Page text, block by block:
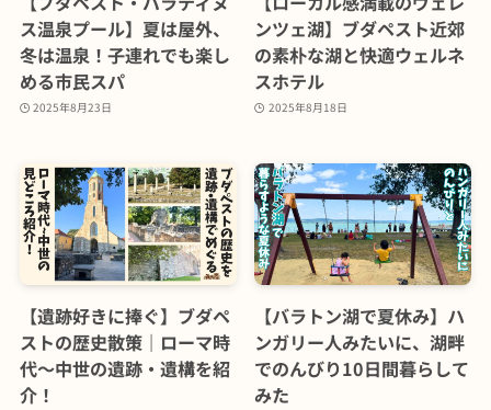
ス温泉プール】夏は屋外、
冬は温泉！子連れでも楽し
める市民スパ
2025年8月23日
ンツェ湖】ブダペスト近郊
の素朴な湖と快適ウェルネ
スホテル
2025年8月18日
【遺跡好きに捧ぐ】ブダペ
ストの歴史散策｜ローマ時
代〜中世の遺跡・遺構を紹
介！
【バラトン湖で夏休み】ハ
ンガリー人みたいに、湖畔
でのんびり10日間暮らして
みた